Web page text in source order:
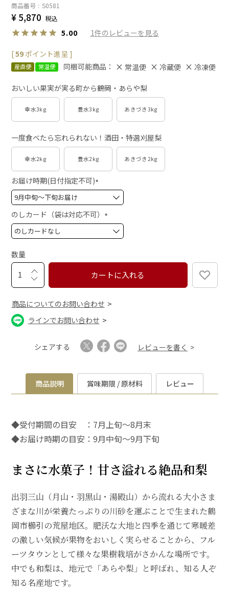
商品番号 S0581
¥ 5,870 税込
5.00 1
[59ポイント進呈 ]
産直便 常温便 同梱可能商品： 常温便 冷蔵便 冷凍便
おいしい果実が実る町から――鶴岡・あらや梨
幸水3kg 豊水3kg あきづき3kg
一度食べたら忘れられない！酒田・特選刈屋梨
幸水2kg 豊水2kg あきづき2kg
お届け時期(日付指定不可)
(
必
須
)
のしカード（袋は対応不可）
(
必
数量
カートに入れる
商品についてのお問い合わせ
ラインでお問い合わせ
シェアする レビューを書く
商品説明 賞味期限 / 原材料 レビュー
◆受付期間の目安 ：7月上旬～8月末
◆お届け時期の目安：9月中旬～9月下旬
まさに水菓子！甘さ溢れる絶品和梨
出羽三山（月山・羽黒山・湯殿山）から流れる大小さま
ざまな川が栄養たっぷりの川砂を運ぶことで生まれた鶴
岡市櫛引の荒屋地区。肥沃な大地と四季を通じて寒暖差
の激しい気候が果物をおいしく実らせることから、フル
ーツタウンとして様々な果樹栽培がさかんな場所です。
中でも和梨は、地元で「あらや梨」と呼ばれ、知る人ぞ
知る名産地です。